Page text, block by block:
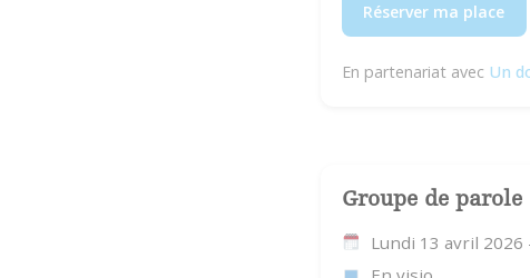
Réserver ma place
En partenariat avec Un
Groupe de parole
Lundi 13 avril